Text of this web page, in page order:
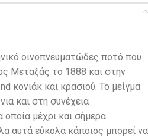
οινοπνευματώδες ποτό που
Μεταξάς το 1888 και στην
κονιάκ και κρασιού. Το μείγμα
και στη συνέχεια
μέχρι και σήμερα
αυτά εύκολα κάποιος μπορεί να